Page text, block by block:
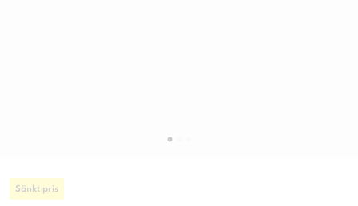
Sänkt pris